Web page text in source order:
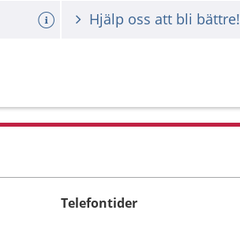
Hjälp oss att bli bättre!
Telefontider